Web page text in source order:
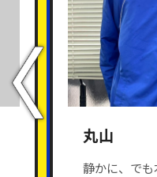
丸山
静かに、でも